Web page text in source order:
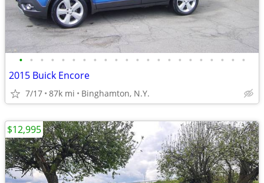
• • • • • • • • • • • • • • • • • • • • • •
2015 Buick Encore
7/17 87k mi Binghamton, N.Y.
$12,995